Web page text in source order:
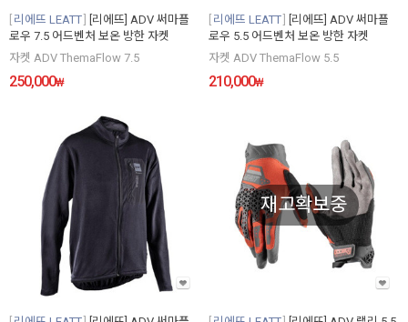
리에뜨 LEATT
[리에뜨] ADV 써마플
로우 7.5 어드벤처 보온 방한 자켓
자켓 ADV ThemaFlow 7.5
250,000₩
리에뜨 LEATT
[리에뜨] ADV 써마플
로우 5.5 어드벤처 보온 방한 자켓
자켓 ADV ThemaFlow 5.5
210,000₩
재고확보중